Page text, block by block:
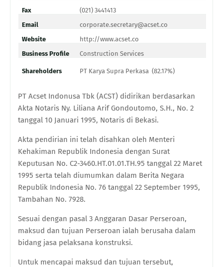
Fax
(021) 3441413
Email
corporate.secretary@acset.co
Website
http://www.acset.co
Business Profile
Construction Services
Shareholders PT Karya Supra Perkasa (82.17%)
PT Acset Indonusa Tbk (ACST) didirikan berdasarkan
Akta Notaris Ny. Liliana Arif Gondoutomo, S.H., No. 2
tanggal 10 Januari 1995, Notaris di Bekasi.
Akta pendirian ini telah disahkan oleh Menteri
Kehakiman Republik Indonesia dengan Surat
Keputusan No. C2-3460.HT.01.01.TH.95 tanggal 22 Maret
1995 serta telah diumumkan dalam Berita Negara
Republik Indonesia No. 76 tanggal 22 September 1995,
Tambahan No. 7928.
Sesuai dengan pasal 3 Anggaran Dasar Perseroan,
maksud dan tujuan Perseroan ialah berusaha dalam
bidang jasa pelaksana konstruksi.
Untuk mencapai maksud dan tujuan tersebut,